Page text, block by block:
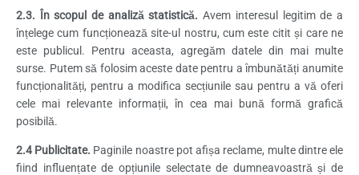
2.3. În scopul de analiză statistică. Avem interesul legitim de a
înțelege cum funcționează site-ul nostru, cum este citit și care ne
este publicul. Pentru aceasta, agregăm datele din mai multe
surse. Putem să folosim aceste date pentru a îmbunătăți anumite
funcționalități, pentru a modifica secțiunile sau pentru a vă oferi
cele mai relevante informații, în cea mai bună formă grafică
posibilă.
2.4 Publicitate. Paginile noastre pot afișa reclame, multe dintre ele
fiind influențate de opțiunile selectate de dumneavoastră și de